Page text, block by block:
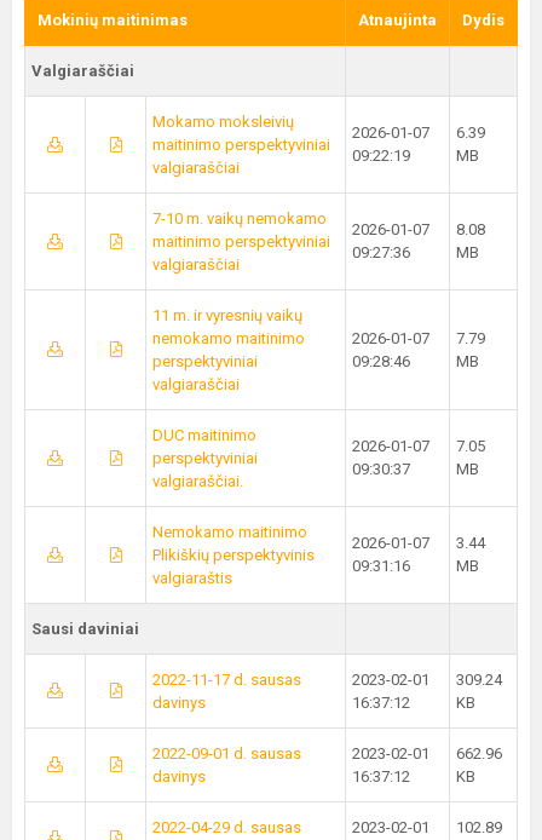
Mokinių maitinimas Atnaujinta Dydis
Valgiaraščiai
Mokamo moksleivių
maitinimo perspektyviniai
valgiaraščiai
2026-01-07
09:22:19
6.39
MB
7-10 m. vaikų nemokamo
maitinimo perspektyviniai
valgiaraščiai
2026-01-07
09:27:36
8.08
MB
11 m. ir vyresnių vaikų
nemokamo maitinimo
perspektyviniai
valgiaraščiai
2026-01-07
09:28:46
7.79
MB
DUC maitinimo
perspektyviniai
valgiaraščiai.
2026-01-07
09:30:37
7.05
MB
Nemokamo maitinimo
Plikiškių perspektyvinis
valgiaraštis
2026-01-07
09:31:16
3.44
MB
Sausi daviniai
2022-11-17 d. sausas
davinys
2023-02-01
16:37:12
309.24
KB
2022-09-01 d. sausas
davinys
2023-02-01
16:37:12
662.96
KB
2022-04-29 d. sausas
2023-02-01
102.89